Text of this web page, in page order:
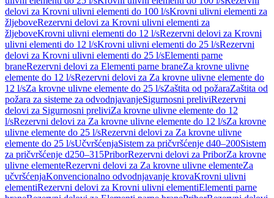
delovi za Krovni ulivni elementi do 100 l/sKrovni ulivni elementi za
žljeboveRezervni delovi za Krovni ulivni elementi za
žljeboveKrovni ulivni elementi do 12 l/sRezervni delovi za Krovni
ulivni elementi do 12 l/sKrovni ulivni elementi do 25 l/sRezervni
delovi za Krovni ulivni elementi do 25 l/sElementi parne
braneRezervni delovi za Elementi parne braneZa krovne ulivne
elemente do 12 l/sRezervni delovi za Za krovne ulivne elemente do
12 l/sZa krovne ulivne elemente do 25 l/sZaštita od požaraZaštita od
požara za sisteme za odvodnjavanjeSigurnosni preliviRezervni
delovi za Sigurnosni preliviZa krovne ulivne elemente do 12
l/sRezervni delovi za Za krovne ulivne elemente do 12 l/sZa krovne
ulivne elemente do 25 l/sRezervni delovi za Za krovne ulivne
elemente do 25 l/sUčvršćenjaSistem za pričvršćenje d40–200Sistem
za pričvršćenje d250–315PriborRezervni delovi za PriborZa krovne
ulivne elementeRezervni delovi za Za krovne ulivne elementeZa
učvršćenjaKonvencionalno odvodnjavanje krovaKrovni ulivni
elementiRezervni delovi za Krovni ulivni elementiElementi parne